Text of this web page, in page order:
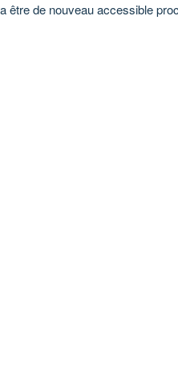
être de nouveau accessible